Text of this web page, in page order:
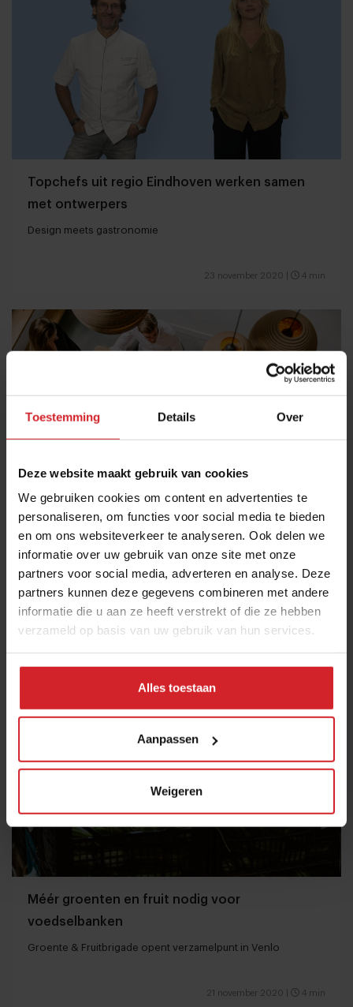
Toestemming Details Over
Deze website maakt gebruik van cookies
We gebruiken cookies om content en advertenties te
personaliseren, om functies voor social media te bieden
en om ons websiteverkeer te analyseren. Ook delen we
informatie over uw gebruik van onze site met onze
partners voor social media, adverteren en analyse. Deze
partners kunnen deze gegevens combineren met andere
informatie die u aan ze heeft verstrekt of die ze hebben
verzameld op basis van uw gebruik van hun services.
Alles toestaan
Aanpassen
Weigeren
Topchefs uit regio Eindhoven werken samen
met ontwerpers
Design meets gastronomie
23 november 2020 4 min
De Kookfabriek & Grand Catering stappen over
op online
Onderscheiden met streams in coronatijd
22 november 2020 | 3 min
Méér groenten en fruit nodig voor
voedselbanken
Groente & Fruitbrigade opent verzamelpunt in Venlo
21 november 2020 4 min